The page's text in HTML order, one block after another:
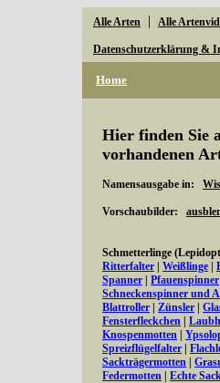
Alle Arten | Alle
Datenschutzerklärung &
Home
Hier finden Sie
vorhandenen
Namensausgabe in:
Vorschaubilder:
Schmetterlinge
Ritterfalter
Weißlinge
Spanner
Pfauenspinner
Schneckenspinner und
Blattroller
Zünsler
Fensterfleckchen
Knospenmotten
Spreizflügelfalter
Sackträgermotten
Federmotten
Echte